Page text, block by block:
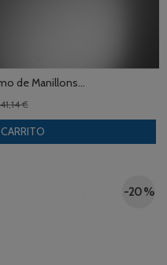
de Manillons...
41,14 €
-20 %